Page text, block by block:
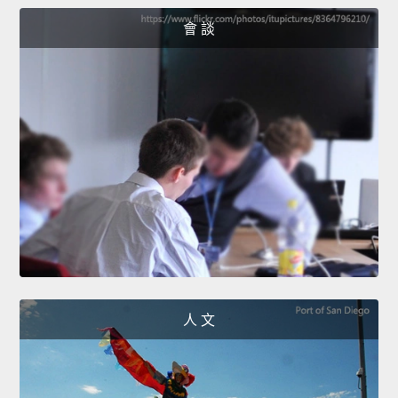
會 談
人 文